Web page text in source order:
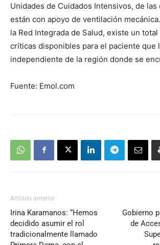
Unidades de Cuidados Intensivos, de las
están con apoyo de ventilación
la Red Integrada de Salud, existe un
críticas disponibles para el paciente que
independiente de la región donde se
Fuente: Emol.com
Artículo anterior
Irina Karamanos: “Hemos
decidido asumir el rol
tradicionalmente llamado
Gobierno
de